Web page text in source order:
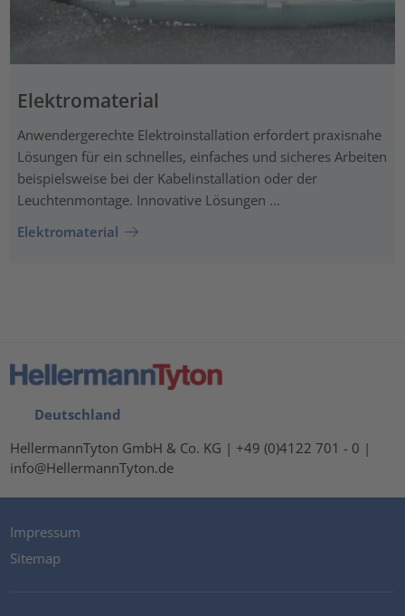
Elektromaterial
Anwendergerechte Elektroinstallation erfordert praxisnahe
Lösungen für ein schnelles, einfaches und sicheres Arbeiten
beispielsweise bei der Kabelinstallation oder der
Leuchtenmontage. Innovative Lösungen ...
Elektromaterial
Deutschland
HellermannTyton GmbH & Co. KG | +49 (0)4122 701 - 0 |
info@HellermannTyton.de
Impressum
Sitemap